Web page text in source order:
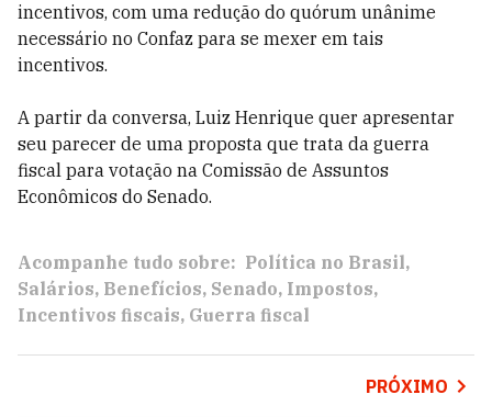
incentivos, com uma redução do quórum unânime
necessário no Confaz para se mexer em tais
incentivos.
A partir da conversa, Luiz Henrique quer apresentar
seu parecer de uma proposta que trata da guerra
fiscal para votação na Comissão de Assuntos
Econômicos do Senado.
Acompanhe tudo sobre: Política no Brasil
Salários Benefícios Senado Impostos
Incentivos fiscais Guerra fiscal
PRÓXIMO